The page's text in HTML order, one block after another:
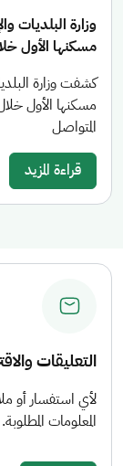
مسكنها الأول
المتواصل
قراءة المزيد
التعليقات
لأي استفسار أو
المعلومات المطلوبة.